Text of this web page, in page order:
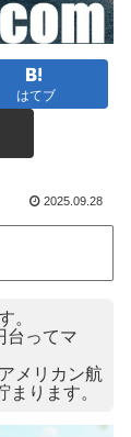
はてブ
2025.09.28
。
台ってマ
メリカン航
ります。